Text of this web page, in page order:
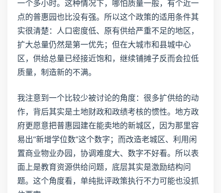
一个多小时。这种情况下，哪怕质量一般，有个近一
点的普惠园也比没有强。所以这个政策的适用条件其
实很清楚：人口密度低、原有供给严重不足的地区，
扩大总量仍然是第一优先；但在大城市和县城中心
区，供给总量已经接近饱和，继续铺摊子反而会拉低
质量，制造新的不满。
我注意到一个比较少被讨论的角度：很多扩供给的动
作，背后其实是土地财政和政绩考核的惯性。地方政
府更愿意把普惠园建在能卖地的新城区，因为那里容
易出“新增学位数”这个数字；而改造老城区、利用闲
置商业物业办园，协调难度大、数字不好看。所以表
面上是教育资源供给问题，底层其实是激励结构问
题。这个角度看，单纯批评政策执行不力可能也没抓